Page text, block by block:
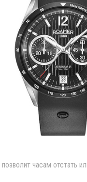
часам отстать